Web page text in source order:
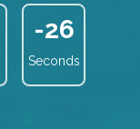
-26
Seconds